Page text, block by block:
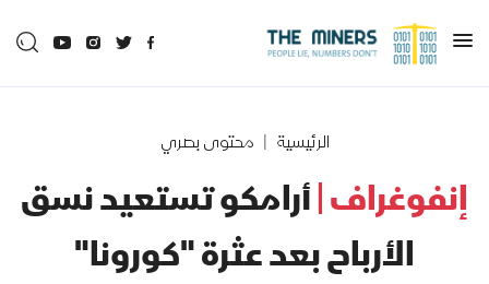
الرئيسية محتوى بصري
إنفوغراف |أرامكو تستعيد نسق
الأرباح بعد عثرة "كورونا"